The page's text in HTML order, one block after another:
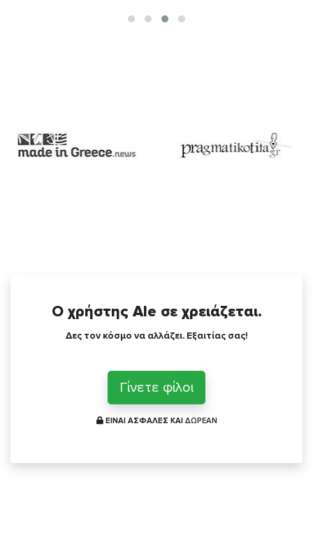
Ο χρήστης Ale σε χρειάζεται.
Δες τον κόσμο να αλλάζει. Εξαιτίας σας!
Γίνετε φίλοι
ΕΙΝΑΙ ΑΣΦΑΛΕΣ ΚΑΙ ΔΩΡΕΑΝ